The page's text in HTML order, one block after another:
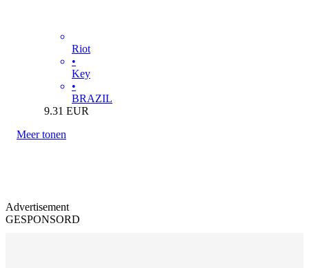
Riot
•
Key
•
BRAZIL
9.31 EUR
Meer tonen
Advertisement
GESPONSORD